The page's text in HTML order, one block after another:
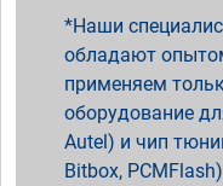
Наши
обладают
применяем
оборудование
Autel) и чип
Bitbox,